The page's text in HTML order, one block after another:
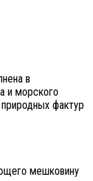
в
и морского
фактур
мешковину